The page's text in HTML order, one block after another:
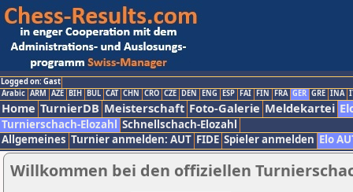
Logged on: Gast
Arabic ARM AZE BIH BUL CAT CHN CRO CZE DEN ENG ESP FAI FIN FRA GER GRE INA
Home TurnierDB Meisterschaft Foto-Galerie Meldekartei
Turnierschach-Elozahl Schnellschach-Elozahl
Allgemeines Turnier anmelden: AUT FIDE Spieler anmelden Elo
Willkommen bei den offiziellen